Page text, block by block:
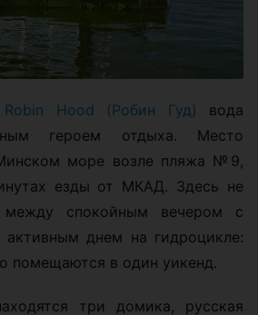
Robin Hood (Робин Гуд) вода
героем отдыха. Место
море возле пляжа №9,
езды от МКАД. Здесь не
между спокойным вечером с
днем на гидроцикле:
помещаются в один уикенд.
три домика, русская